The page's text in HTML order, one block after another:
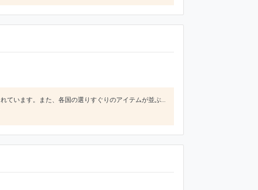
ADAM ET ROPE'は、1990年にスタートした日本のファッションブランドでメンズ、レディースともに展開されています。また、各国の選りすぐりのアイテムが並ぶセレクトショップとしての顔も持っています。このブランドの魅力は、「誰からも好感を持たれやすいおしゃれさ」にあります。ORDINARY NEWNESS,ORDINARY COMFORT=普通の新しさ、普通の快適さをコンセプトにしていて、程よ